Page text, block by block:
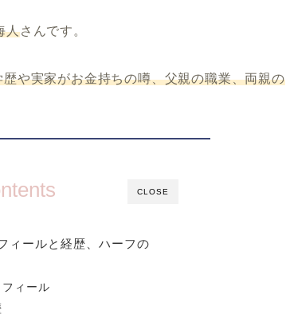
人さんです。
や実家がお金持ちの噂、父親の職業、両親の
CLOSE
ィールと経歴、ハーフの
ィール